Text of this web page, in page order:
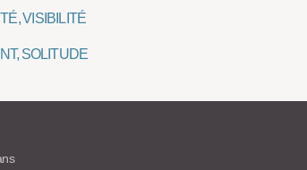
VISIBILITÉ
SOLITUDE